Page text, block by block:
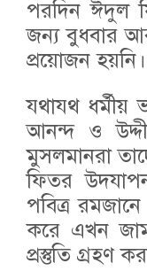
পরদিন ঈদুল
জন্য বুধবার
প্রয়োজন হয়নি।
যথাযথ ধর্মীয়
আনন্দ ও
মুসলমানরা
ফিতর উদযাপন
পবিত্র
করে এখন
প্রস্তুতি গ্রহণ